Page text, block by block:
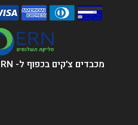
מכבדים צ׳קים בכפוף ל- ERN